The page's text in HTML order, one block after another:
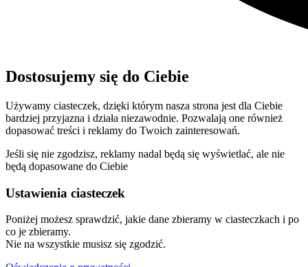
Dostosujemy się do Ciebie
Używamy ciasteczek, dzięki którym nasza strona jest dla Ciebie
bardziej przyjazna i działa niezawodnie. Pozwalają one również
dopasować treści i reklamy do Twoich zainteresowań.
Jeśli się nie zgodzisz, reklamy nadal będą się wyświetlać, ale nie
będą dopasowane do Ciebie
Ustawienia ciasteczek
Poniżej możesz sprawdzić, jakie dane zbieramy w ciasteczkach i po
co je zbieramy.
Nie na wszystkie musisz się zgodzić.